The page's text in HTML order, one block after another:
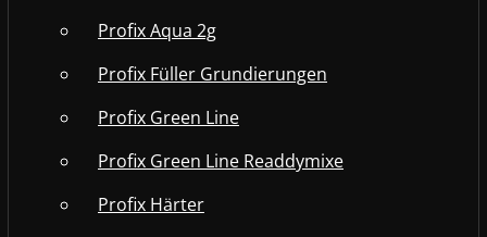
Profix Aqua 2g
Profix Füller Grundierungen
Profix Green Line
Profix Green Line Readdymixe
Profix Härter